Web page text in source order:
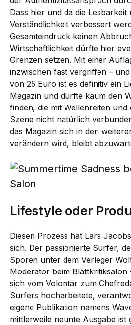
Dass hier und da die Lesbarkeit
Verständlichkeit verbessert
Gesamteindruck keinen
Wirtschaftlichkeit dürfte hier
Grenzen setzen. Mit einer
inzwischen fast vergriffen –
von 25 Euro ist es definitiv ein
Magazin und dürfte kaum den
finden, die mit Wellenreiten und
Szene nicht natürlich
das Magazin sich in den
verändern wird, bleibt
Lifestyle oder
Diesen Prozess hat Lars
sich. Der passionierte Surfer,
Sporen unter dem Verleger
Moderator beim Blattkritiksalon
sich vom Volontär zum
Surfers hocharbeitete,
eigene Publikation namens
mittlerweile neunte Ausgabe ist